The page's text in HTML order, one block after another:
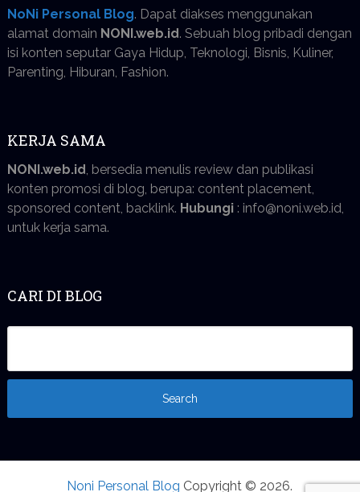
NoNi Personal Blog. Dapat diakses menggunakan
alamat domain NONI.web.id. Sebuah blog pribadi dengan
isi konten seputar Gaya Hidup, Teknologi, Bisnis, Kuliner,
Parenting, Hiburan, Fashion.
KERJA SAMA
NONI.web.id, bersedia menulis review dan publikasi
konten promosi di blog, berupa: content placement,
sponsored content, backlink. Hubungi: info@noni.web.id,
untuk kerja sama.
CARI DI BLOG
Noni Personal Blog Copyright © 2026.